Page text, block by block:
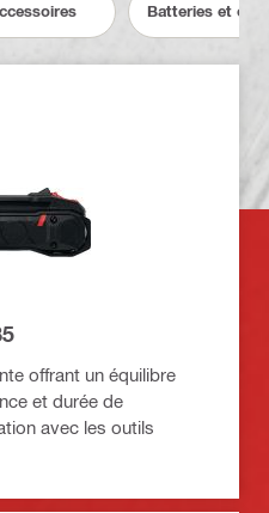
Batteries et
offrant un équilibre
et durée de
avec les outils